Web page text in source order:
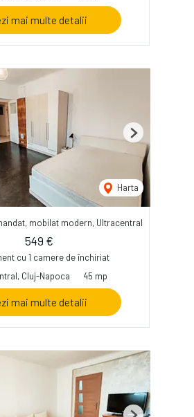
mai multe detalii
Harta
Next
mobilat modern, Ultracentral
549 €
cu 1 camere de închiriat
Cluj-Napoca
45 mp
mai multe detalii